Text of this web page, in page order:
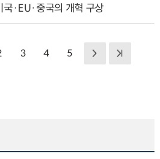
·EU·중국의 개혁 구상
3 4 5